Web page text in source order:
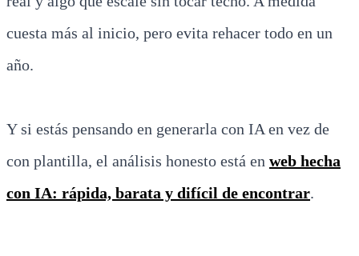
cuesta más al inicio, pero evita rehacer todo en un
año.
Y si estás pensando en generarla con IA en vez de
con plantilla, el análisis honesto está en web hecha
con IA: rápida, barata y difícil de encontrar.